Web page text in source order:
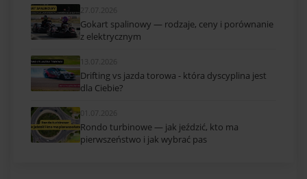
Gokart spalinowy — rodzaje, ceny i porównanie
z elektrycznym
Drifting vs jazda torowa - która dyscyplina jest
dla Ciebie?
Rondo turbinowe — jak jeździć, kto ma
pierwszeństwo i jak wybrać pas